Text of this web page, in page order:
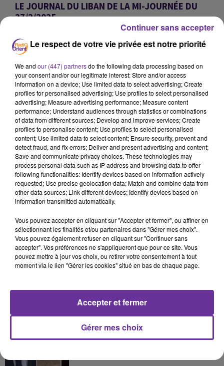
LE JOURNAL DU LIBAN DE LA MI-JOURNÉE DU
27/2/2025
RO
LE JOURNAL DU LIBAN DE LA MI-JOURNÉE DU 27/2/2025
LE JOURNAL DU LIBAN DE LA MI-JOURNÉE DU 27/2/2025
0:00 13 min 46 sec
SUR LE MÊME SUJET
ملف اليوم كمال
LE JOURNAL EN LANGUE ARABE DU
SOIR 17/03/2025
Le respect de votre vie privée est notre priorité
We and our (447) partnersdo the following data processing based on
your consent and/or our legitimate interest: Store and/or access
information on a device; Use limited data to select advertising; Create
profiles for personalised advertising; Use profiles to select personalised
advertising; Measure advertising performance; Measure content
performance; Understand audiences through statistics or combinations
of data from different sources; Develop and improve services; Create
profiles to personalise content; Use profiles to select personalised
content; Use limited data to select content; Ensure security, prevent and
detect fraud, and fix errors; Deliver and present advertising and content;
Save and communicate privacy choices. These technologies may
process personal data such as IP address and browsing data to offer
following functionalities: Identify devices based on information actively
requested; Use precise geolocation data; Match and combine data from
other data sources; Link different devices; Identify devices based on
information transmitted automatically.
Vous pouvez accepter en cliquant sur "Accepter et fermer", ou affiner en
sélectionnant les finalités et/ou partenaires dans "Gérer mes choix".
Vous pouvez également refuser en cliquant sur "Continuer sans
accepter". Vos préférences ne s'appliqueront que pour ce site. Vous
pouvez mettre à jour vos choix, ou retirer votre consentement à tout
moment via le lien "Gérer les cookies" situé en bas de chaque page.
Gérer mes choix
Accepter et fermer
Continuer sans accepter